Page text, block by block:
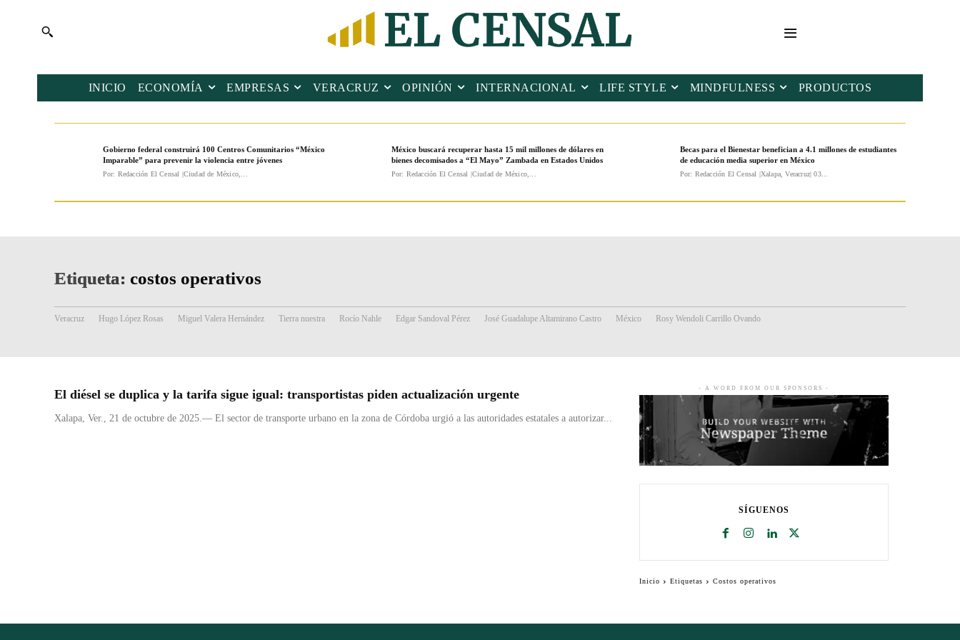
INICIO ECONOMÍA EMPRESAS VERACRUZ OPINIÓN INTERNACIONAL LIFE STYLE MINDFULNESS PRODUCTOS
Gobierno federal construirá 100 Centros Comunitarios “México
Imparable” para prevenir la violencia entre jóvenes
Por: Redacción El Censal |Ciudad de México,...
México buscará recuperar hasta 15 mil millones de dólares en
bienes decomisados a “El Mayo” Zambada en Estados Unidos
Por: Redacción El Censal |Ciudad de México,...
Becas para el Bienestar benefician a 4.1 millones de estudiantes
de educación media superior en México
Por: Redacción El Censal |Xalapa, Veracruz| 03...
Etiqueta: costos operativos
Veracruz Hugo López Rosas Miguel Valera Hernández Tierra nuestra Rocío Nahle Edgar Sandoval Pérez José Guadalupe Altamirano Castro México Rosy Wendoli Carrillo Ovando
El diésel se duplica y la tarifa sigue igual: transportistas piden actualización urgente
Xalapa, Ver., 21 de octubre de 2025.— El sector de transporte urbano en la zona de Córdoba urgió a las autoridades estatales a autorizar...
- A WORD FROM OUR SPONSORS -
SÍGUENOS
Inicio Etiquetas Costos operativos